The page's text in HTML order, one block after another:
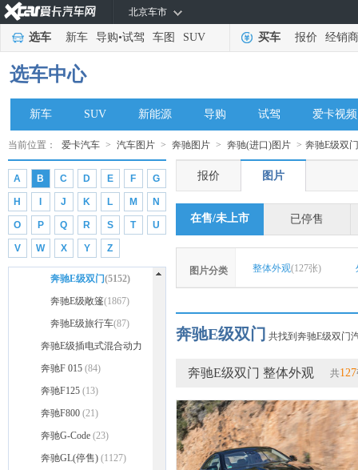
北京车市
选车 新车 导购•试驾 车图 SUV 买车 报价 经销商
选车中心
新车 SUV 新能源 导购 试驾 爱卡视频
当前位置： 爱卡汽车 > 汽车图片 > 奔驰图片 > 奔驰(进口)图片 > 奔驰E级双
A B C D E F G
H J K L M N
O P Q R S T U
V W X Y Z
Vision Mercedes Simplex
(20)
eSprinter(6)
奔驰A级(进口)(5456)
奔驰A级三厢
奔驰B级(6339)
奔驰CLA
奔驰CLA(4911)
奔驰CLA猎跑车(1531)
奔驰CLS(6705)
奔驰CLS(6243)
奔驰CLS猎装车(停售)(462)
奔驰Citan(6)
奔驰C级(进口)
(7081)
奔驰C级(进口)(2622)
奔驰C级Coupe(3166)
奔驰C级(进口)(1129)
奔驰C级Cabriolet(164)
奔驰C级插电式混合动力
(进口)(170)
奔驰E级(进口)
(10265)
奔驰E级(进口)(3159)
奔驰E级双门(5152)
奔驰E级敞篷(1867)
奔驰E级旅行车(87)
奔驰E级插电式混合动力
(进口)(76)
奔驰F 015 (84)
奔驰F125 (13)
奔驰F800 (21)
奔驰G-Code (23)
奔驰GL(停售) (1127)
报价 图片
在售/未上市 已停售
图片分类 整体外观(127张)
奔驰E级双门 共找到奔驰E级双门
奔驰E级双门 整体外观 共127